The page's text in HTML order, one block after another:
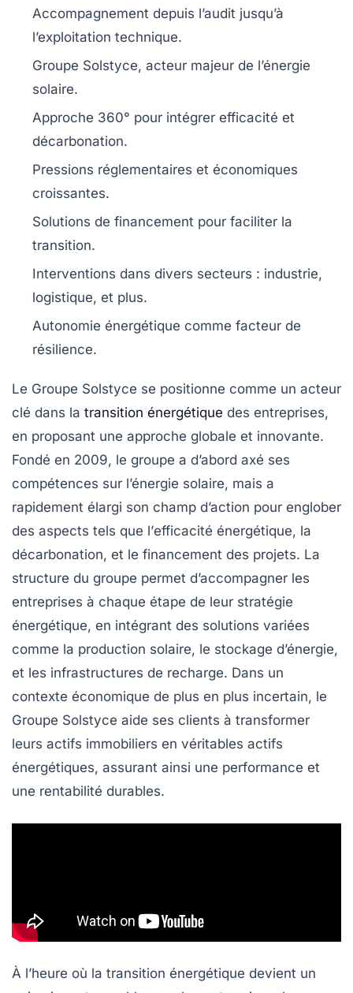
Accompagnement depuis l’audit jusqu’à
l’exploitation technique.
Groupe Solstyce, acteur majeur de l’énergie
solaire.
Approche 360° pour intégrer efficacité et
décarbonation.
Pressions réglementaires et économiques
croissantes.
Solutions de financement pour faciliter la
transition.
Interventions dans divers secteurs : industrie,
logistique, et plus.
Autonomie énergétique comme facteur de
résilience.
Le Groupe Solstyce se positionne comme un acteur
clé dans la transition énergétique des entreprises,
en proposant une approche globale et innovante.
Fondé en 2009, le groupe a d’abord axé ses
compétences sur l’énergie solaire, mais a
rapidement élargi son champ d’action pour englober
des aspects tels que l’efficacité énergétique, la
décarbonation, et le financement des projets. La
structure du groupe permet d’accompagner les
entreprises à chaque étape de leur stratégie
énergétique, en intégrant des solutions variées
comme la production solaire, le stockage d’énergie,
et les infrastructures de recharge. Dans un
contexte économique de plus en plus incertain, le
Groupe Solstyce aide ses clients à transformer
leurs actifs immobiliers en véritables actifs
énergétiques, assurant ainsi une performance et
une rentabilité durables.
À l’heure où la transition énergétique devient un